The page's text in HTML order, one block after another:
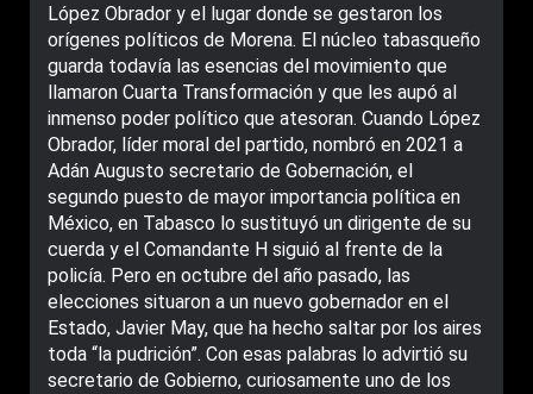
López Obrador y el lugar donde se gestaron los
orígenes políticos de Morena. El núcleo tabasqueño
guarda todavía las esencias del movimiento que
llamaron Cuarta Transformación y que les aupó al
inmenso poder político que atesoran. Cuando López
Obrador, líder moral del partido, nombró en 2021 a
Adán Augusto secretario de Gobernación, el
segundo puesto de mayor importancia política en
México, en Tabasco lo sustituyó un dirigente de su
cuerda y el Comandante H siguió al frente de la
policía. Pero en octubre del año pasado, las
elecciones situaron a un nuevo gobernador en el
Estado, Javier May, que ha hecho saltar por los aires
toda “la pudrición”. Con esas palabras lo advirtió su
secretario de Gobierno, curiosamente uno de los